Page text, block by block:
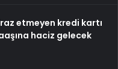
etmeyen kredi kartı
haciz gelecek